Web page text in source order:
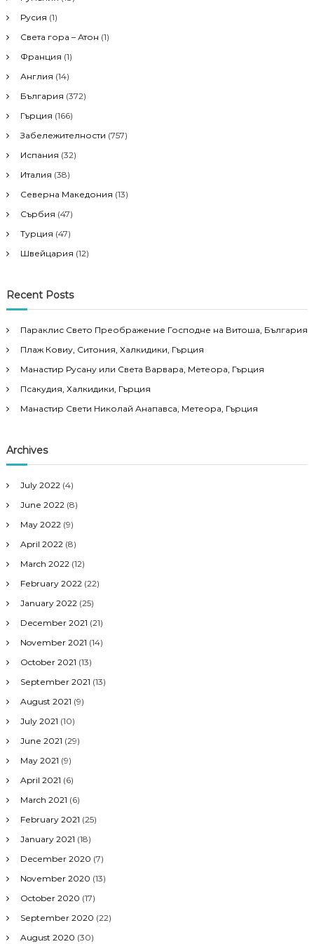
i
g
a
t
i
o
n
Русия (1)
Света гора – Атон (1)
Франция (1)
Англия (14)
България (372)
Гърция (166)
Забележителности (757)
Испания (32)
Италия (38)
Северна Македония (13)
Сърбия (47)
Турция (47)
Швейцария (12)
Recent Posts
Параклис Свето Преображение Господне на Витоша, България
Плаж Ковиу, Ситония, Халкидики, Гърция
Манастир Русану или Света Варвара, Метеора, Гърция
Псакудия, Халкидики, Гърция
Манастир Свети Николай Анапавса, Метеора, Гърция
Archives
July 2022(4)
June 2022(8)
May 2022(9)
April 2022(8)
March 2022(12)
February 2022(22)
January 2022(25)
December 2021 (21)
November 2021 (14)
October 2021 (13)
September 2021 (13)
August 2021 (9)
July 2021 (10)
June 2021 (29)
May 2021 (9)
April 2021 (6)
March 2021 (6)
February 2021 (25)
January 2021 (18)
December 2020 (7)
November 2020 (13)
October 2020 (17)
September 2020 (22)
August 2020 (30)